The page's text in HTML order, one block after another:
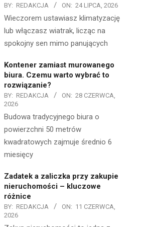
BY: REDAKCJA ON: 24 LIPCA, 2026
Wieczorem ustawiasz klimatyzację
lub włączasz wiatrak, licząc na
spokojny sen mimo panujących
Kontener zamiast murowanego
biura. Czemu warto wybrać to
rozwiązanie?
BY: REDAKCJA ON: 28 CZERWCA,
2026
Budowa tradycyjnego biura o
powierzchni 50 metrów
kwadratowych zajmuje średnio 6
miesięcy
Zadatek a zaliczka przy zakupie
nieruchomości – kluczowe
różnice
BY: REDAKCJA ON: 11 CZERWCA,
2026